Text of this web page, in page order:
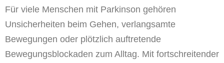
Für viele Menschen mit Parkinson gehören
Unsicherheiten beim Gehen, verlangsamte
Bewegungen oder plötzlich auftretende
Bewegungsblockaden zum Alltag. Mit fortschreitender